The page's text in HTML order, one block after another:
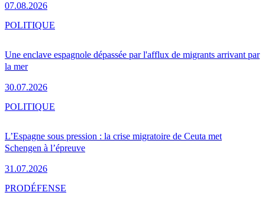
07.08.2026
Une enclave espagnole dépassée par l'afflux de migrants arrivant par
la mer
30.07.2026
POLITIQUE
L’Espagne sous pression : la crise migratoire de Ceuta met
Schengen à l’épreuve
31.07.2026
POLITIQUE
PRODÉFENSE